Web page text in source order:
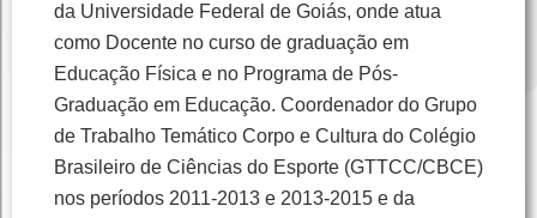
da Universidade Federal de Goiás, onde atua
como Docente no curso de graduação em
Educação Física e no Programa de Pós-
Graduação em Educação. Coordenador do Grupo
de Trabalho Temático Corpo e Cultura do Colégio
Brasileiro de Ciências do Esporte (GTTCC/CBCE)
nos períodos 2011-2013 e 2013-2015 e da